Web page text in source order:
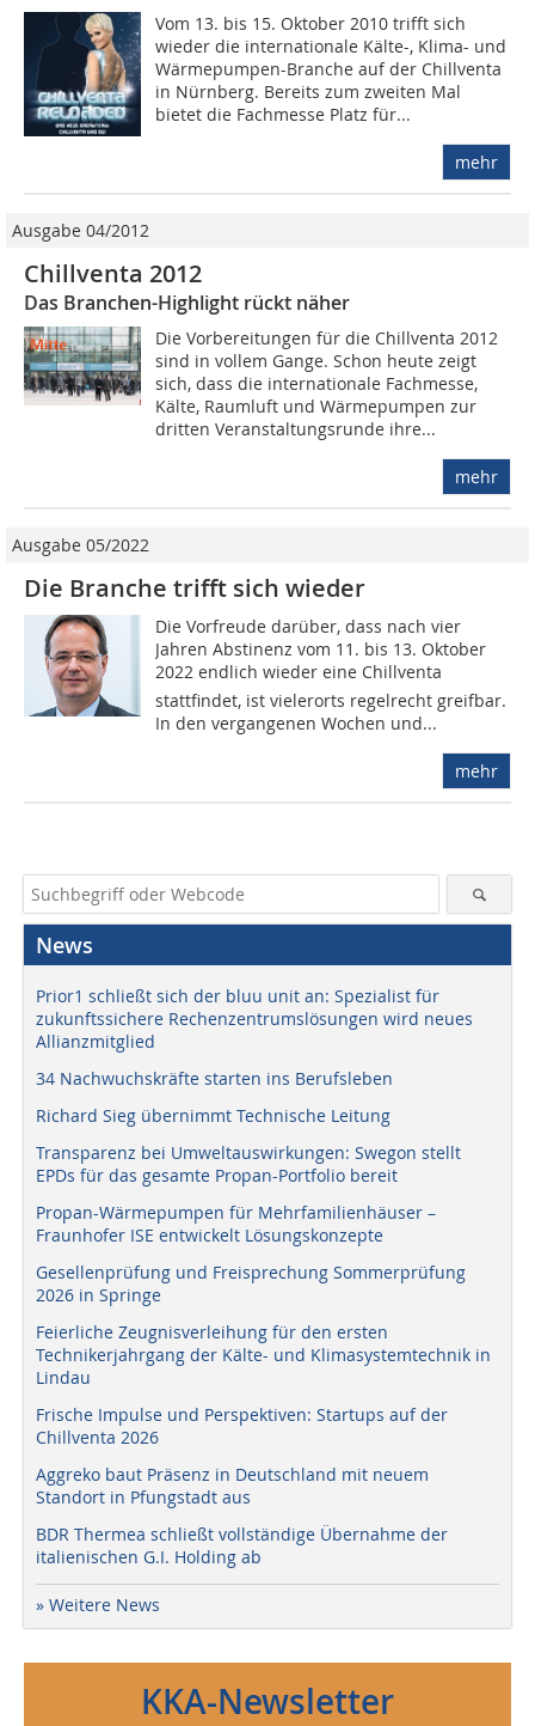
Vom 13. bis 15. Oktober 2010 trifft sich
wieder die internationale Kälte-, Klima- und
Wärmepumpen-Branche auf der Chillventa
in Nürnberg. Bereits zum zweiten Mal
bietet die Fachmesse Platz für...
mehr
Ausgabe 04/2012
Chillventa 2012
Das Branchen-Highlight rückt näher
Die Vorbereitungen für die Chillventa 2012
sind in vollem Gange. Schon heute zeigt
sich, dass die internationale Fachmesse,
Kälte, Raumluft und Wärmepumpen zur
dritten Veranstaltungsrunde ihre...
mehr
Ausgabe 05/2022
Die Branche trifft sich wieder
Die Vorfreude darüber, dass nach vier
Jahren Abstinenz vom 11. bis 13. Oktober
2022 endlich wieder eine Chillventa
stattfindet, ist vielerorts regelrecht greifbar.
In den vergangenen Wochen und...
mehr
News
Prior1 schließt sich der bluu unit an: Spezialist für
zukunftssichere Rechenzentrumslösungen wird neues
Allianzmitglied
34 Nachwuchskräfte starten ins Berufsleben
Richard Sieg übernimmt Technische Leitung
Transparenz bei Umweltauswirkungen: Swegon stellt
EPDs für das gesamte Propan-Portfolio bereit
Propan-Wärmepumpen für Mehrfamilienhäuser –
Fraunhofer ISE entwickelt Lösungskonzepte
Gesellenprüfung und Freisprechung Sommerprüfung
2026 in Springe
Feierliche Zeugnisverleihung für den ersten
Technikerjahrgang der Kälte- und Klimasystemtechnik in
Lindau
Frische Impulse und Perspektiven: Startups auf der
Chillventa 2026
Aggreko baut Präsenz in Deutschland mit neuem
Standort in Pfungstadt aus
BDR Thermea schließt vollständige Übernahme der
italienischen G.I. Holding ab
» Weitere News
KKA-Newsletter